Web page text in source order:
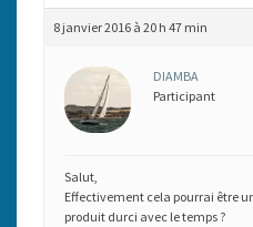
8 janvier 2016 à 20 h 47 min
DIAMBA
Participant
Salut,
Effectivement cela pourrai être
produit durci avec le temps ?